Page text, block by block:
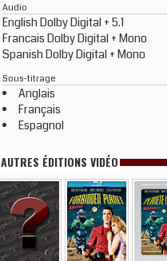
Audio
English Dolby Digital + 5.1
Francais Dolby Digital + Mono
Spanish Dolby Digital + Mono
Sous-titrage
Anglais
Français
Espagnol
AUTRES ÉDITIONS VIDÉO